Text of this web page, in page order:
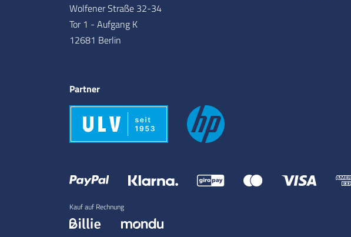
Wolfener Straße 32-34
Tor 1 - Aufgang K
12681 Berlin
Partner
Kauf auf Rechnung